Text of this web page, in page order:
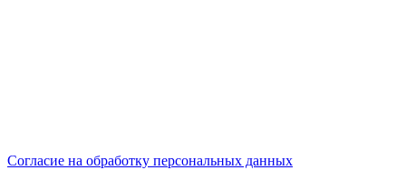
Согласие на обработку персональных данных